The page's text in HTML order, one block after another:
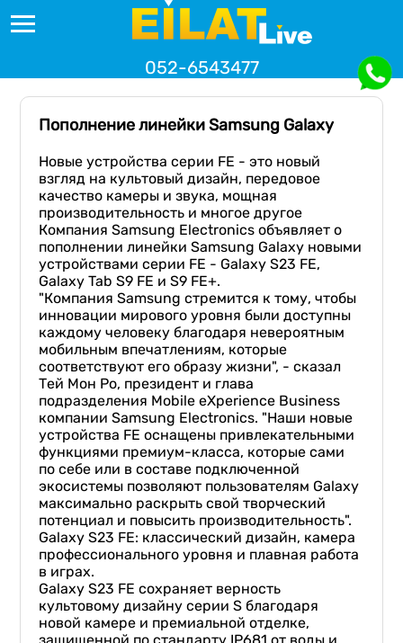
052-6543477
Пополнение линейки Samsung Galaxy
Новые устройства серии FE - это новый
взгляд на культовый дизайн, передовое
качество камеры и звука, мощная
производительность и многое другое
Компания Samsung Electronics объявляет о
пополнении линейки Samsung Galaxy новыми
устройствами серии FE - Galaxy S23 FE,
Galaxy Tab S9 FE и S9 FE+.
"Компания Samsung стремится к тому, чтобы
инновации мирового уровня были доступны
каждому человеку благодаря невероятным
мобильным впечатлениям, которые
соответствуют его образу жизни", - сказал
Тей Мон Ро, президент и глава
подразделения Mobile eXperience Business
компании Samsung Electronics. "Наши новые
устройства FE оснащены привлекательными
функциями премиум-класса, которые сами
по себе или в составе подключенной
экосистемы позволяют пользователям Galaxy
максимально раскрыть свой творческий
потенциал и повысить производительность".
Galaxy S23 FE: классический дизайн, камера
профессионального уровня и плавная работа
в играх.
Galaxy S23 FE сохраняет верность
культовому дизайну серии S благодаря
новой камере и премиальной отделке,